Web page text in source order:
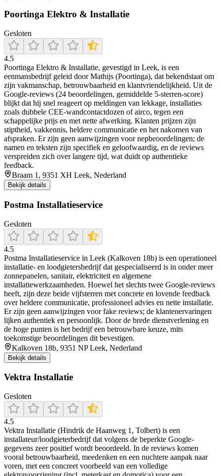
Poortinga Elektro & Installatie
Gesloten
4.5
Poortinga Elektro & Installatie, gevestigd in Leek, is een
eenmansbedrijf geleid door Mathijs (Poortinga), dat bekendstaat om
zijn vakmanschap, betrouwbaarheid en klantvriendelijkheid. Uit de
Google-reviews (24 beoordelingen, gemiddelde 5-sterren-score)
blijkt dat hij snel reageert op meldingen van lekkage, installaties
zoals dubbele CEE-wandcontactdozen of airco, tegen een
schappelijke prijs en met nette afwerking. Klanten prijzen zijn
stiptheid, vakkennis, heldere communicatie en het nakomen van
afspraken. Er zijn geen aanwijzingen voor nepbeoordelingen; de
namen en teksten zijn specifiek en geloofwaardig, en de reviews
verspreiden zich over langere tijd, wat duidt op authentieke
feedback.
Braam 1, 9351 XH Leek, Nederland
Bekijk details
Postma Installatieservice
Gesloten
4.5
Postma Installatieservice in Leek (Kalkoven 18b) is een operationeel
installatie‑ en loodgietersbedrijf dat gespecialiseerd is in onder meer
zonnepanelen, sanitair, elektriciteit en algemene
installatiewerkzaamheden. Hoewel het slechts twee Google‑reviews
heeft, zijn deze beide vijfsterren met concrete en lovende feedback
over heldere communicatie, professioneel advies en nette installatie.
Er zijn geen aanwijzingen voor fake reviews; de klantenervaringen
lijken authentiek en persoonlijk. Door de brede dienstverlening en
de hoge punten is het bedrijf een betrouwbare keuze, mits
toekomstige beoordelingen dit bevestigen.
Kalkoven 18b, 9351 NP Leek, Nederland
Bekijk details
Vektra Installatie
Gesloten
4.5
Vektra Installatie (Hindrik de Haanweg 1, Tolbert) is een
installateur/loodgieterbedrijf dat volgens de beperkte Google-
gegevens zeer positief wordt beoordeeld. In de reviews komen
vooral betrouwbaarheid, meedenken en een nuchtere aanpak naar
voren, met een concreet voorbeeld van een volledige